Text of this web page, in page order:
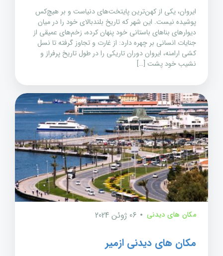
ایروان، یکی از کهن‌ترین پایتخت‌های دنیاست و بر هیچ‌کس
پوشیده نیست. این شهر که تاریخ بلندبالای خود را در میان
دیوارهای بناهای باستانی خود پنهان کرده، زخم‌های عمیقی از
جنایات انسانی بر چهره دارد: از غارت و تجاوز گرفته تا نسل
کشی ارامنه، ایروان دوران تاریکی را در طول تاریخ پرفراز و
نشیب خود پشت […]
مکان های دیدنی 06 ژوئن 2024
مکان های دیدنی ازمیر